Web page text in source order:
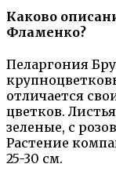
Каково
Фламенко?
Пеларгония
отличается
цветков.
зеленые, с
Растение
25-30 см.